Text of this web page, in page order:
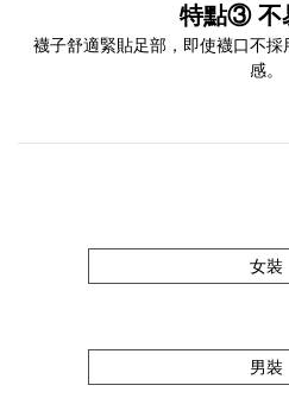
特點③ 不
襪子舒適緊貼足部，即使襪口不
感。
女裝
男裝